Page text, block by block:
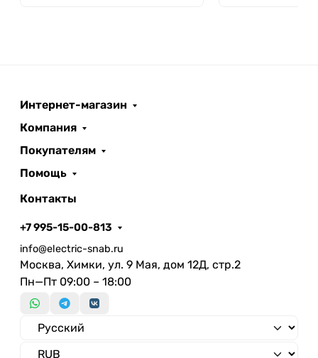
Интернет-магазин
Компания
Покупателям
Помощь
Контакты
+7 995-15-00-813
info@electric-snab.ru
Москва, Химки, ул. 9 Мая, дом 12Д, стр.2
Пн—Пт 09:00 – 18:00